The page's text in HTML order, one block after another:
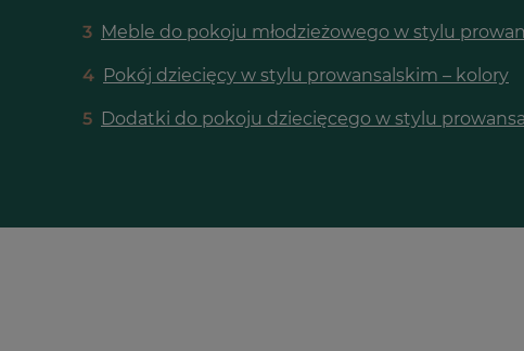
3 Meble do pokoju młodzieżowego w stylu
4 Pokój dziecięcy w stylu prowansalskim – kolory
5 Dodatki do pokoju dziecięcego w stylu